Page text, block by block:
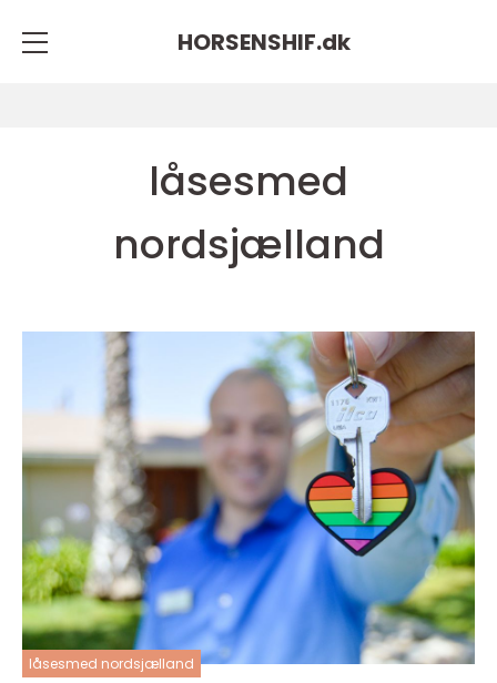
HORSENSHIF.dk
låsesmed
nordsjælland
låsesmed nordsjælland